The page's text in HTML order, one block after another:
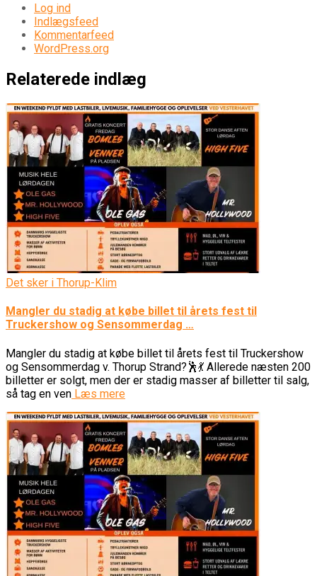
Log ind
Indlægsfeed
Kommentarfeed
WordPress.org
Relaterede indlæg
Det sker i Thorup-Klim
Mangler du stadig at købe billet til årets fest til
Truckershow og Sensommerdag …
Mangler du stadig at købe billet til årets fest til Truckershow
og Sensommerdag v. Thorup Strand?🕺💃 Allerede næsten 200
billetter er solgt, men der er stadig masser af billetter til salg,
så tag en ven Læs mere